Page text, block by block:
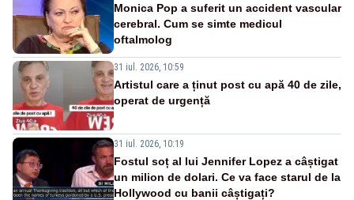
Monica Pop a suferit un accident vascular
cerebral. Cum se simte medicul
oftalmolog
31 iul. 2026, 10:59
Artistul care a ținut post cu apă 40 de zile,
operat de urgență
31 iul. 2026, 10:19
Fostul soț al lui Jennifer Lopez a câștigat
un milion de dolari. Ce va face starul de la
Hollywood cu banii câștigați?